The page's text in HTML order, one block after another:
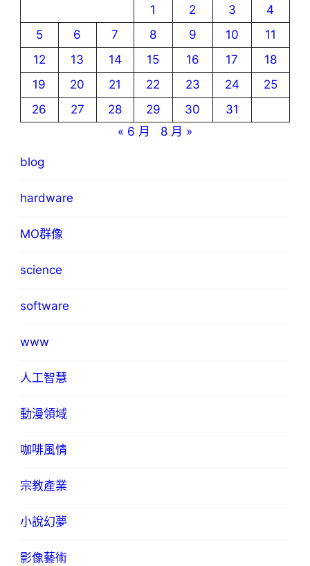
1
2 3
4
5
6 7 8 9 10
11
12
13 14 15 16 17
18
19
20 21 22 23 24
25
26
27 28 29 30
31
« 6 月
8 月 »
blog
hardware
MO群像
science
software
www
人工智慧
動漫領域
咖啡風情
宗教產業
小說幻夢
影像藝術